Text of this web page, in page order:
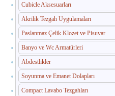
Cubicle Aksesuarları
Akrilik Tezgah Uygulamaları
Paslanmaz Çelik Klozet ve Pisuvar
Banyo ve Wc Armatürleri
Abdestlikler
Soyunma ve Emanet Dolapları
Compact Lavabo Tezgahları